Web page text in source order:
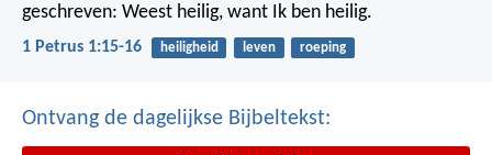
geschreven: Weest heilig, want Ik ben heilig.
1 Petrus 1:15-16 heiligheid leven roeping
Ontvang de dagelijkse Bijbeltekst: